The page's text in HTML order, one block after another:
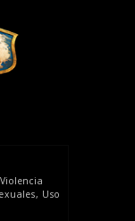
Violencia
Uso